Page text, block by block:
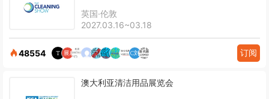
英国·伦敦
2027.03.16~03.18
48554 订阅
澳大利亚清洁用品展览会